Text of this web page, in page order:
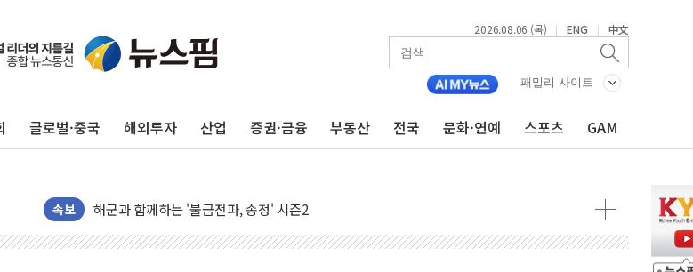
2026.08.06 (목) | ENG | 中文
패밀리 사이트
글로벌·중국 해외투자 산업 증권·금융 부동산 전국 문화·연예 스포츠 GAM
속보
[3보] 북, 원산서 동해로 단거리 탄도미사일 1발 발사… 올해 10번째·42일 만 도발
우크라 드론 전술, 중남미 콜롬비아에 새 안보 위기… 반군·마약카르텔이 습득해 전투 활용
주한미군 "오산기지 누출, 백린 아닌 무해한 표면 부식 물질"
구미 폐염산처리업체서 불 2시간30여분만에 진화...외국인 노동자 숨져
강원도 폭염특보 11일째…온열질환·가축 피해 최소화 '총력 대응'
[코인 시황] 비트코인, ETF 자금 유입에도 박스권…美 암호화폐 법안 처리 여부도 변수